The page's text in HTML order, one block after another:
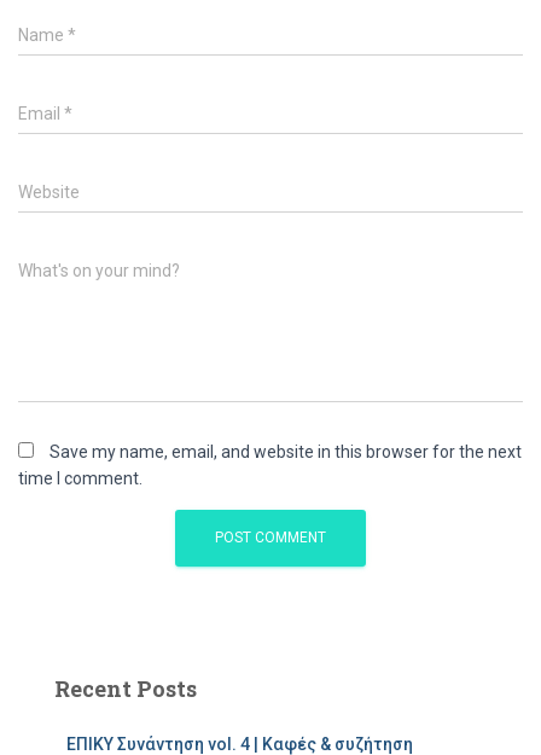
Name *
Email *
Website
What's on your mind?
Save my name, email, and website in this browser for the next
time I comment.
Recent Posts
ΕΠΙΚΥ Συνάντηση vol. 4 | Καφές & συζήτηση